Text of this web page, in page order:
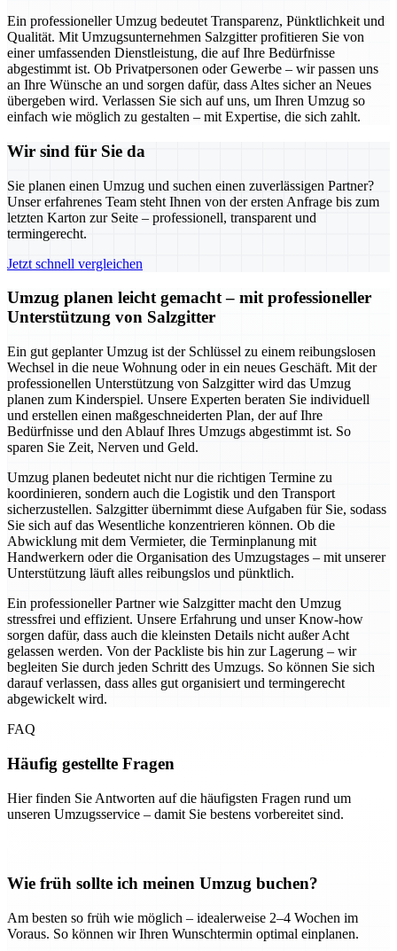
Ein professioneller Umzug bedeutet Transparenz, Pünktlichkeit und
Qualität. Mit Umzugsunternehmen Salzgitter profitieren Sie von
einer umfassenden Dienstleistung, die auf Ihre Bedürfnisse
abgestimmt ist. Ob Privatpersonen oder Gewerbe – wir passen uns
an Ihre Wünsche an und sorgen dafür, dass Altes sicher an Neues
übergeben wird. Verlassen Sie sich auf uns, um Ihren Umzug so
einfach wie möglich zu gestalten – mit Expertise, die sich zahlt.
Wir sind für Sie da
Sie planen einen Umzug und suchen einen zuverlässigen Partner?
Unser erfahrenes Team steht Ihnen von der ersten Anfrage bis zum
letzten Karton zur Seite – professionell, transparent und
termingerecht.
Jetzt schnell vergleichen
Umzug planen leicht gemacht – mit professioneller
Unterstützung von Salzgitter
Ein gut geplanter Umzug ist der Schlüssel zu einem reibungslosen
Wechsel in die neue Wohnung oder in ein neues Geschäft. Mit der
professionellen Unterstützung von Salzgitter wird das Umzug
planen zum Kinderspiel. Unsere Experten beraten Sie individuell
und erstellen einen maßgeschneiderten Plan, der auf Ihre
Bedürfnisse und den Ablauf Ihres Umzugs abgestimmt ist. So
sparen Sie Zeit, Nerven und Geld.
Umzug planen bedeutet nicht nur die richtigen Termine zu
koordinieren, sondern auch die Logistik und den Transport
sicherzustellen. Salzgitter übernimmt diese Aufgaben für Sie, sodass
Sie sich auf das Wesentliche konzentrieren können. Ob die
Abwicklung mit dem Vermieter, die Terminplanung mit
Handwerkern oder die Organisation des Umzugstages – mit unserer
Unterstützung läuft alles reibungslos und pünktlich.
Ein professioneller Partner wie Salzgitter macht den Umzug
stressfrei und effizient. Unsere Erfahrung und unser Know-how
sorgen dafür, dass auch die kleinsten Details nicht außer Acht
gelassen werden. Von der Packliste bis hin zur Lagerung – wir
begleiten Sie durch jeden Schritt des Umzugs. So können Sie sich
darauf verlassen, dass alles gut organisiert und termingerecht
abgewickelt wird.
FAQ
Häufig gestellte Fragen
Hier finden Sie Antworten auf die häufigsten Fragen rund um
unseren Umzugsservice – damit Sie bestens vorbereitet sind.
Wie früh sollte ich meinen Umzug buchen?
Am besten so früh wie möglich – idealerweise 2–4 Wochen im
Voraus. So können wir Ihren Wunschtermin optimal einplanen.